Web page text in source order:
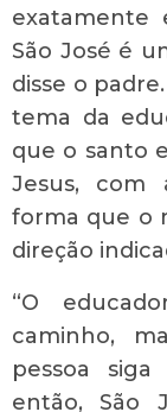
exatamente
São José é
disse o
tema da
que o santo
Jesus, com
forma que o
direção
“O
caminho,
pessoa
então, São